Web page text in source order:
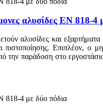
αλυσίδες EN 818-4
αλυσίδες και εξαρτήματα
Επιπλέον, ο
την παράδοση στο